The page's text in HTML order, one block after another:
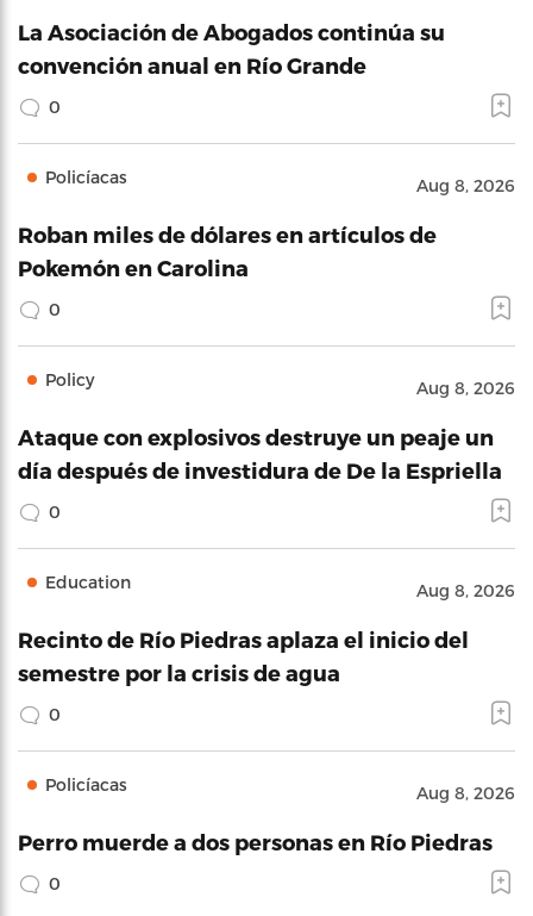
La Asociación de Abogados continúa su
convención anual en Río Grande
0
Policíacas Aug 8, 2026
Roban miles de dólares en artículos de
Pokemón en Carolina
0
Policy Aug 8, 2026
Ataque con explosivos destruye un peaje un
día después de investidura de De la Espriella
0
Education Aug 8, 2026
Recinto de Río Piedras aplaza el inicio del
semestre por la crisis de agua
0
Policíacas Aug 8, 2026
Perro muerde a dos personas en Río Piedras
0